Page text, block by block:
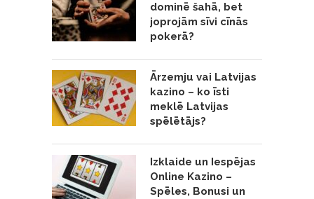
dominē šahā, bet
joprojām sīvi cīnās
pokerā?
Ārzemju vai Latvijas
kazino – ko īsti
meklē Latvijas
spēlētājs?
Izklaide un Iespējas
Online Kazino –
Spēles, Bonusi un